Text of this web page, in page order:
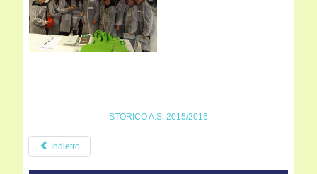
STORICO A.S. 2015/2016
Indietro